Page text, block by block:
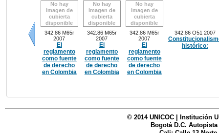
Anteriores
No hay
imagen de
cubierta
disponible
No hay
imagen de
cubierta
disponible
No hay
imagen de
cubierta
disponible
342.86 M65r
2007
El
reglamento
como fuente
de derecho
en Colombia
342.86 M65r
2007
El
reglamento
como fuente
de derecho
en Colombia
342.86 M65r
2007
El
reglamento
como fuente
de derecho
en Colombia
342.86 O51 2007
histórico:
© 2014 UNICOC | Institución
Bogotá D.C. Autopista